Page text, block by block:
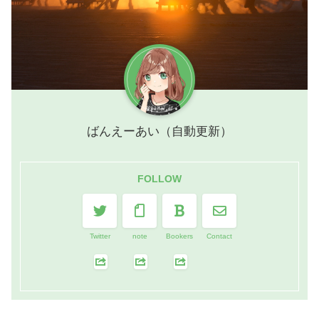
ばんえーあい（自動更新）
FOLLOW
Twitter note Bookers Contact